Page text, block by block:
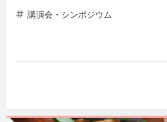
講演会・シンポジウム